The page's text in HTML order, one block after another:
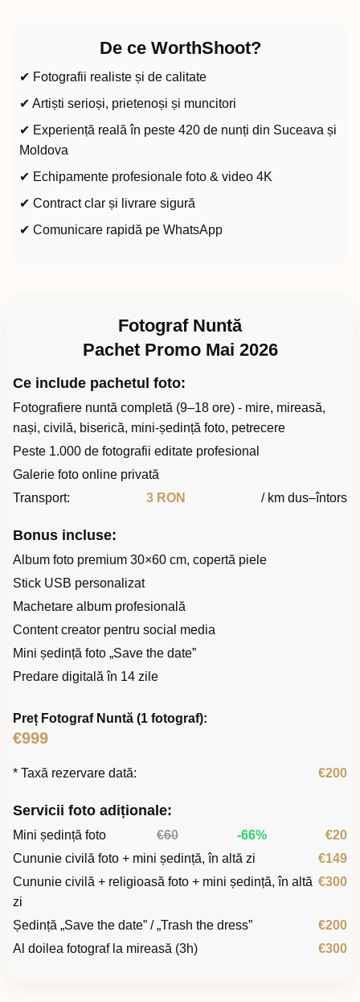
De ce WorthShoot?
✔ Fotografii realiste și de calitate
✔ Artiști serioși, prietenoși și muncitori
✔ Experiență reală în peste 420 de nunți din Suceava și
Moldova
✔ Echipamente profesionale foto & video 4K
✔ Contract clar și livrare sigură
✔ Comunicare rapidă pe WhatsApp
Fotograf Nuntă
Pachet Promo Mai 2026
Ce include pachetul foto:
Fotografiere nuntă completă (9–18 ore) - mire, mireasă,
nași, civilă, biserică, mini-ședință foto, petrecere
Peste 1.000 de fotografii editate profesional
Galerie foto online privată
Transport:
3 RON / km dus–întors
Bonus incluse:
Album foto premium 30×60 cm, copertă piele
Stick USB personalizat
Machetare album profesională
Content creator pentru social media
Mini ședință foto „Save the date”
Predare digitală în 14 zile
Preț Fotograf Nuntă (1 fotograf):
€999
* Taxă rezervare dată: €200
Servicii foto adiționale:
Mini ședință foto €60 -66%
€20
Cununie civilă foto + mini ședință, în altă zi
€149
Cununie civilă + religioasă foto + mini ședință, în altă
zi
€300
Ședință „Save the date” / „Trash the dress”
€200
Al doilea fotograf la mireasă (3h)
€300